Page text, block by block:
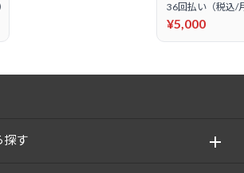
36回払い（税込/
¥5,000
探す